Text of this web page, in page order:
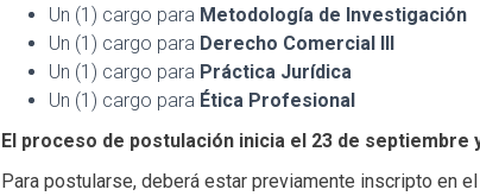
Un (1) cargo para Metodología de Investigación
Un (1) cargo para Derecho Comercial III
Un (1) cargo para Práctica Jurídica
Un (1) cargo para Ética Profesional
El proceso de postulación inicia el 23 de septiembre
Para postularse, deberá estar previamente inscripto en